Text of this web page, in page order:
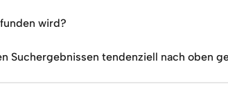
wird?
Suchergebnissen tendenziell nach oben